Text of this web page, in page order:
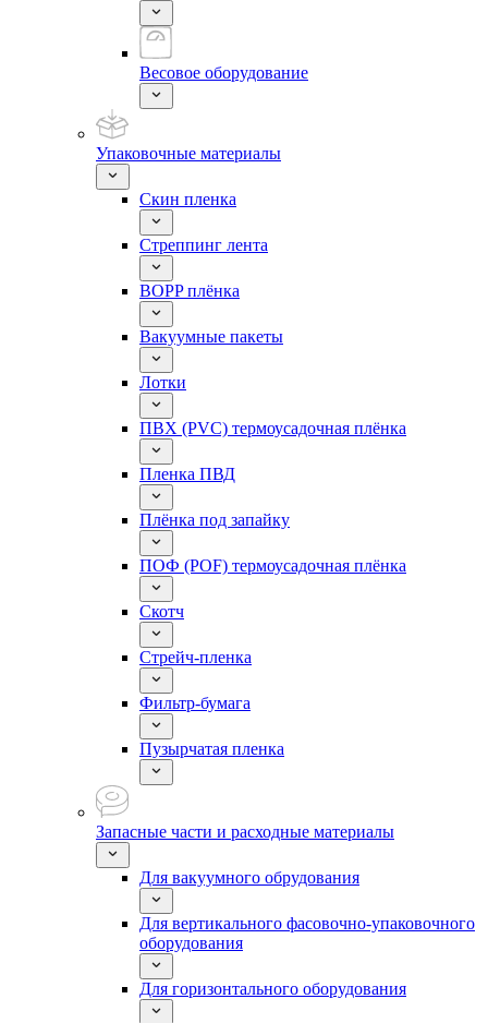
Весовое оборудование
Упаковочные материалы
Скин пленка
Стреппинг лента
BOPP плёнка
Вакуумные пакеты
Лотки
ПВХ (PVC) термоусадочная плёнка
Пленка ПВД
Плёнка под запайку
ПОФ (POF) термоусадочная плёнка
Скотч
Стрейч-пленка
Фильтр-бумага
Пузырчатая пленка
Запасные части и расходные материалы
Для вакуумного обрудования
Для вертикального фасовочно-упаковочного
оборудования
Для горизонтального оборудования